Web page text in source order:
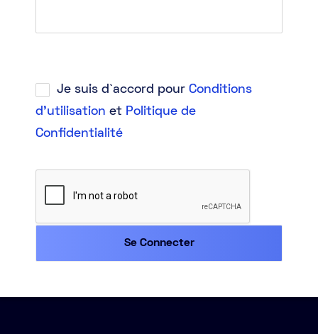
Je suis d`accord pour Conditions
d'utilisation et Politique de
Confidentialité